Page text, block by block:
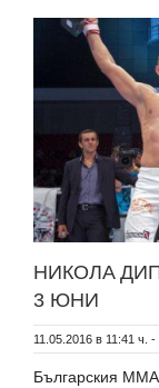
НИКОЛА
3 ЮНИ
11.05.2016 в 11:41 ч. -
Българския